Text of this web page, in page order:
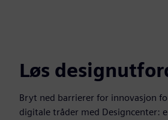
Løs
Bryt ned barrierer for innovasjon
digitale tråder med Designcenter: